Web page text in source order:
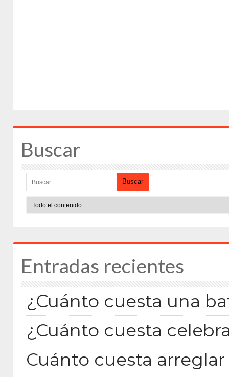
Buscar
Buscar
Entradas recientes
¿Cuánto cuesta una
¿Cuánto cuesta
Cuánto cuesta